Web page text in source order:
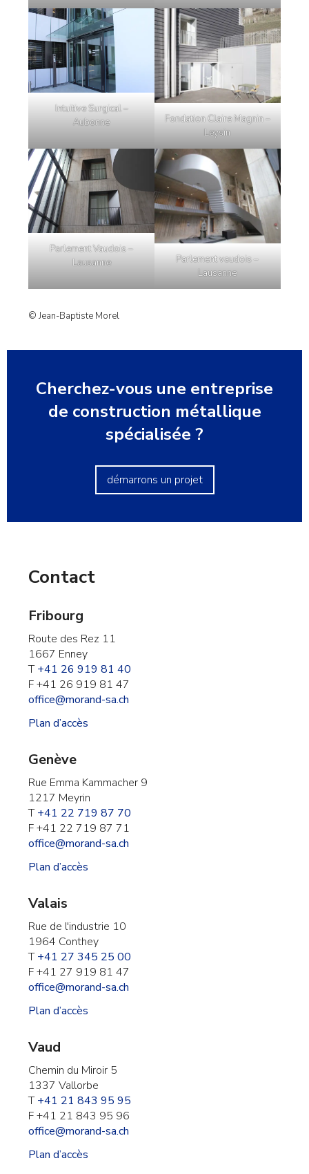
Intuitive Surgical –
Aubonne
Fondation Claire Magnin –
Leysin
Parlement Vaudois –
Lausanne
Parlement vaudois –
Lausanne
© Jean-Baptiste Morel
Cherchez-vous une entreprise
de construction métallique
spécialisée ?
démarrons un projet
Contact
Fribourg
Route des Rez 11
1667 Enney
T+41 26 919 81 40
F +41 26 919 81 47
office@morand-sa.ch
Plan d’accès
Genève
Rue Emma Kammacher 9
1217 Meyrin
T+41 22 719 87 70
F +41 22 719 87 71
office@morand-sa.ch
Plan d’accès
Valais
Rue de l'industrie 10
1964 Conthey
T+41 27 345 25 00
F +41 27 919 81 47
office@morand-sa.ch
Plan d’accès
Vaud
Chemin du Miroir 5
1337 Vallorbe
T+41 21 843 95 95
F +41 21 843 95 96
office@morand-sa.ch
Plan d’accès